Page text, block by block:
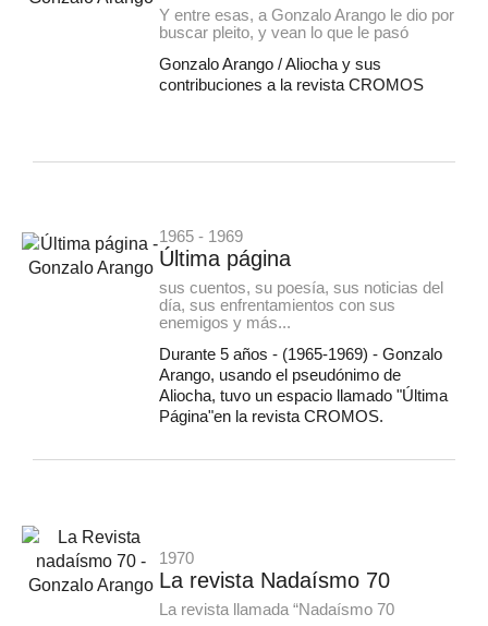
Y entre esas, a Gonzalo Arango le dio por
buscar pleito, y vean lo que le pasó
Gonzalo Arango / Aliocha y sus
contribuciones a la revista CROMOS
1965 - 1969
Última página
sus cuentos, su poesía, sus noticias del
día, sus enfrentamientos con sus
enemigos y más...
Durante 5 años - (1965-1969) - Gonzalo
Arango, usando el pseudónimo de
Aliocha, tuvo un espacio llamado "Última
Página"en la revista CROMOS.
1970
La revista Nadaísmo 70
La revista llamada “Nadaísmo 70